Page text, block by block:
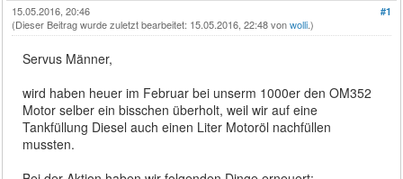
#1
15.05.2016, 20:46
(Dieser Beitrag wurde zuletzt bearbeitet: 15.05.2016, 22:48 vonwolli.)
Servus Männer,
wird haben heuer im Februar bei unserm 1000er den OM352
Motor selber ein bisschen überholt, weil wir auf eine
Tankfüllung Diesel auch einen Liter Motoröl nachfüllen
mussten.